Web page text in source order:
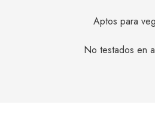
Aptos para
No testados en